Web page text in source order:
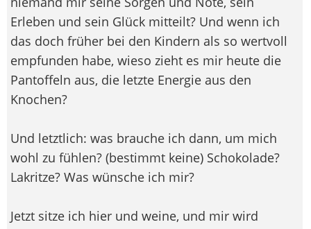
Erleben und sein Glück mitteilt? Und wenn ich
das doch früher bei den Kindern als so wertvoll
empfunden habe, wieso zieht es mir heute die
Pantoffeln aus, die letzte Energie aus den
Knochen?
Und letztlich: was brauche ich dann, um mich
wohl zu fühlen? (bestimmt keine) Schokolade?
Lakritze? Was wünsche ich mir?
Jetzt sitze ich hier und weine, und mir wird